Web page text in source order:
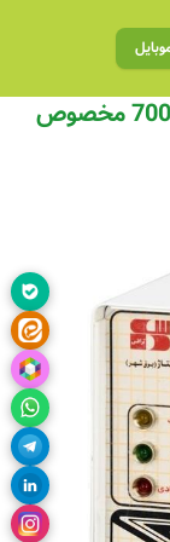
استابلایزر سارا مدل T127F ظرفیت 700VA مخصوص